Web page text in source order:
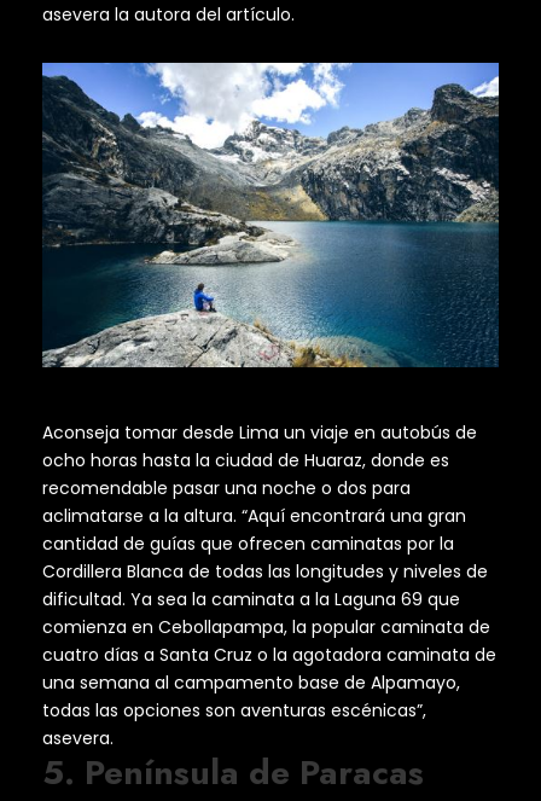
asevera la autora del artículo.
Aconseja tomar desde Lima un viaje en autobús de
ocho horas hasta la ciudad de Huaraz, donde es
recomendable pasar una noche o dos para
aclimatarse a la altura. “Aquí encontrará una gran
cantidad de guías que ofrecen caminatas por la
Cordillera Blanca de todas las longitudes y niveles de
dificultad. Ya sea la caminata a la Laguna 69 que
comienza en Cebollapampa, la popular caminata de
cuatro días a Santa Cruz o la agotadora caminata de
una semana al campamento base de Alpamayo,
todas las opciones son aventuras escénicas”,
asevera.
5. Península de Paracas